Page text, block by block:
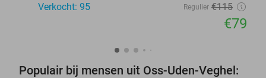
Verkocht: 95 Regulier €115
€79
Populair bij mensen uit Oss-Uden-Veghel: